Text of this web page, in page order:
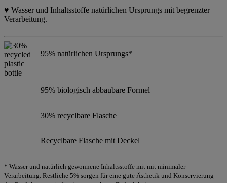
♥ Wasser und Inhaltsstoffe natürlichen Ursprungs mit begrenzter
Verarbeitung.
95% natürlichen Ursprungs*
95% biologisch abbaubare Formel
30% recyclbare Flasche
Recyclbare Flasche mit Deckel
* Wasser und natürlich gewonnene Inhaltsstoffe mit mit minimaler
Verarbeitung. Restliche 5% sorgen für eine gute Ästhetik und Konservierung